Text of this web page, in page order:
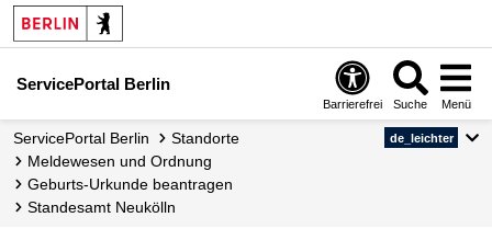
ServicePortal Berlin
Barrierefrei Suche Menü
ServicePortal Berlin
Standorte
Meldewesen und Ordnung
Geburts-Urkunde beantragen
Standesamt Neukölln
de_leichter